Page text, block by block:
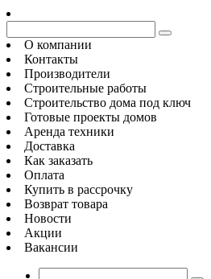
О компании
Контакты
Производители
Строительные работы
Строительство дома под ключ
Готовые проекты домов
Аренда техники
Доставка
Как заказать
Оплата
Купить в рассрочку
Возврат товара
Новости
Акции
Вакансии